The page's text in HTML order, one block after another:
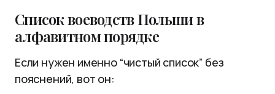
Список воеводств Польши в
алфавитном порядке
Если нужен именно “чистый список” без
пояснений, вот он: